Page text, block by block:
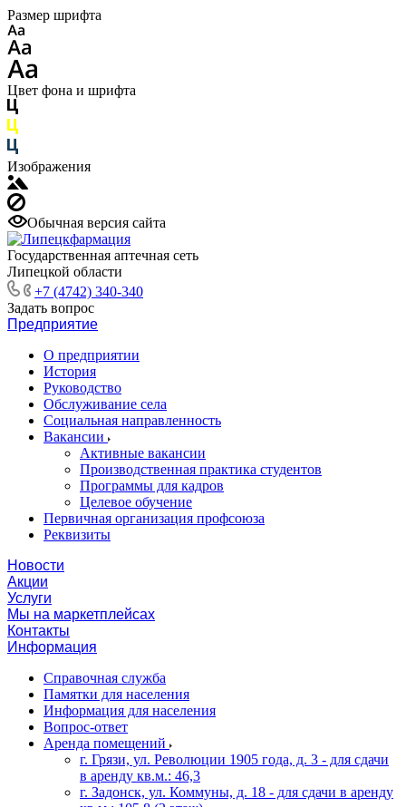
Размер шрифта
Цвет фона и шрифта
Изображения
Обычная версия сайта
Государственная аптечная сеть
Липецкой области
+7 (4742) 340-340
Задать вопрос
Предприятие
О предприятии
История
Руководство
Обслуживание села
Социальная направленность
Вакансии
Активные вакансии
Производственная практика студентов
Программы для кадров
Целевое обучение
Первичная организация профсоюза
Реквизиты
Новости
Акции
Услуги
Мы на маркетплейсах
Контакты
Информация
Справочная служба
Памятки для населения
Информация для населения
Вопрос-ответ
Аренда помещений
г. Грязи, ул. Революции 1905 года, д. 3 - для сдачи
в аренду кв.м.: 46,3
г. Задонск, ул. Коммуны, д. 18 - для сдачи в аренду